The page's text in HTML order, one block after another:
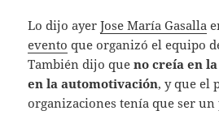
Lo dijo ayerJose María Gasalla
evento que organizó el equipo
También dijo queno creía en
en la automotivación, y que el
organizaciones tenía que ser